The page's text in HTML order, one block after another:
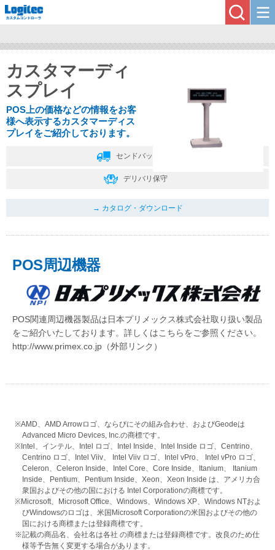
カスタマーディ
スプレイ
POS上の価格などの情報をお客
様へ表示するカスタマーディス
プレイをご紹介しております。
センドバック保守
デリバリ保守
カタログ・ダウンロード
POS周辺機器
POS関連周辺機器製品は日本プリメックス株式会社取り扱い製品
をご紹介いたしております。詳しくはこちらをご参照ください。
http://www.primex.co.jp （外部リンク）
※AMD、AMD Arrowロゴ、ならびにその組み合わせ、およびGeodeは
Advanced Micro Devices, Inc.の商標です。
※Intel、インテル、Intel ロゴ、Intel Inside、Intel Inside ロゴ、Centrino、
Centrino ロゴ、Intel Viiv、 Intel Viiv ロゴ、Intel vPro、 Intel vPro ロゴ、
Celeron、Celeron Inside、Intel Core、Core Inside、Itanium、 Itanium
Inside、Pentium、Pentium Inside、Xeon、Xeon Inside は、アメリカ合
衆国およびその他の国における Intel Corporationの商標です。
※Microsoft、Microsoft Office、Windows、Windows XP、Windows NTおよ
びWindowsのロゴは、米国Microsoft Corporationの米国およびその他の
国における商標または登録商標です。
※記載の商品名、会社名は各社 の商標または登録商標です。改良のため仕
様等予告無く変更する場合があります。